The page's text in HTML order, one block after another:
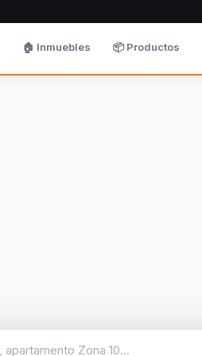
🏠 Inmuebles 📦 Productos